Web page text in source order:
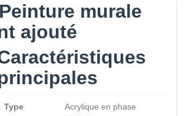
murale
ajouté
Type
Acrylique en phase